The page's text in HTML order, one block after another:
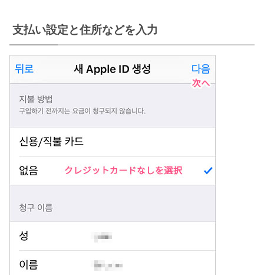
支払い設定と住所などを入力